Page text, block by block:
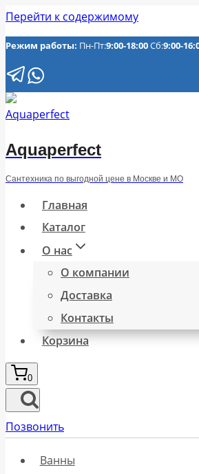
Перейти к содержимому
Режим работы: Пн-Пт:9:00-18:00Сб:9:00-
Aquaperfect
Сантехника по выгодной цене в Москве и МО
Главная
Каталог
О нас
О компании
Доставка
Контакты
Корзина
0
Позвонить
Ванны